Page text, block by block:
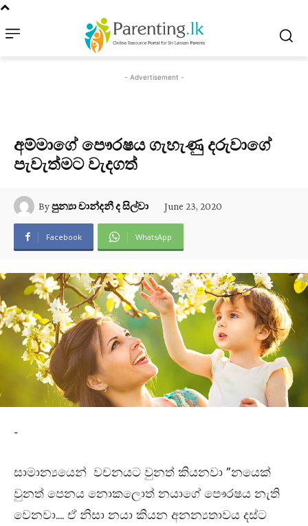
- Advertisement -
අම්මාගේ පෞරෂය ගැහැණු දරුවාගේ
පැවැත්මට වැදගත්
Byපුන්‍යා චාන්දනී ද සිල්වා June 23, 2020
Facebook WhatsApp
-
සාමාන්‍යයෙන් වචනයට වුනත් කියනවා ”නයෙක්
වුනත් පෙනය නොකලොත් නයාගේ පෞරෂය නැති
වෙනවා…. ඒ නිසා නයා කියන අනන්‍යතාවය දස්ට